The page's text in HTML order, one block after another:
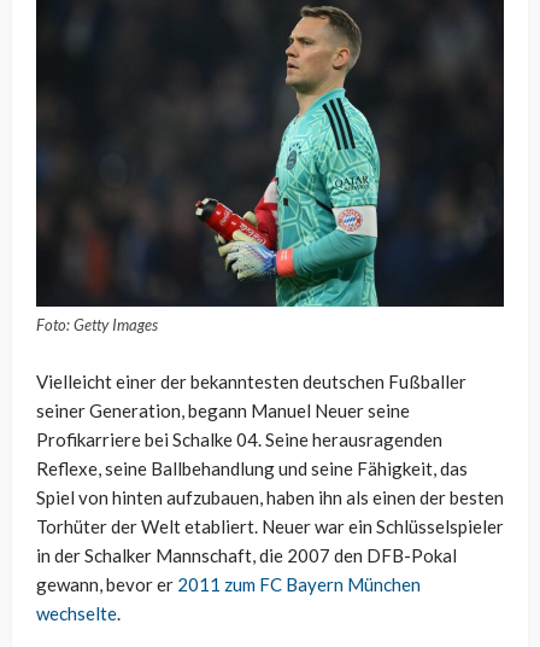
Foto: Getty Images
Vielleicht einer der bekanntesten deutschen Fußballer
seiner Generation, begann Manuel Neuer seine
Profikarriere bei Schalke 04. Seine herausragenden
Reflexe, seine Ballbehandlung und seine Fähigkeit, das
Spiel von hinten aufzubauen, haben ihn als einen der besten
Torhüter der Welt etabliert. Neuer war ein Schlüsselspieler
in der Schalker Mannschaft, die 2007 den DFB-Pokal
gewann, bevor er 2011 zum FC Bayern München
wechselte.